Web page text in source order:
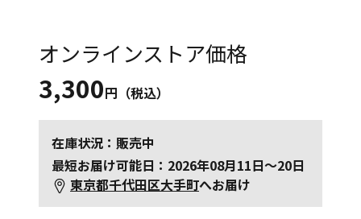
オンラインストア価格
3,300円（税込）
在庫状況：販売中
最短お届け可能日：2026年08月11日～20日
東京都千代田区大手町へお届け